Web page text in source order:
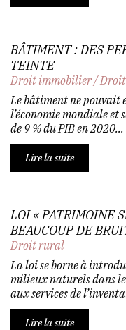
BÂTIMENT : DES
TEINTE
Droit immobilier/
Le bâtiment ne pouvait
l’économie mondiale et
de 9 % du PIB en 2020...
Lire la suite
LOI « PATRIMOINE
BEAUCOUP DE
Droit rural
La loi se borne à
milieux naturels dans le
aux services de
Lire la suite